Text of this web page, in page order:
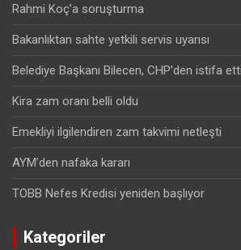
Rahmi Koç’a soruşturma
Bakanlıktan sahte yetkili servis uyarısı
Belediye Başkanı Bilecen, CHP’den istifa etti
Kira zam oranı belli oldu
Emekliyi ilgilendiren zam takvimi netleşti
AYM’den nafaka kararı
TOBB Nefes Kredisi yeniden başlıyor
Kategoriler